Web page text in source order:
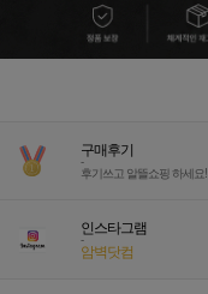
구매후기
-
후기쓰고 알뜰쇼핑 하세요!
인스타그램
-
암벽닷컴